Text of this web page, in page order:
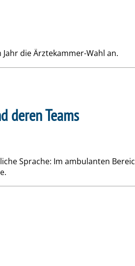
die Ärztekammer-Wahl an.
deren Teams
Sprache: Im ambulanten